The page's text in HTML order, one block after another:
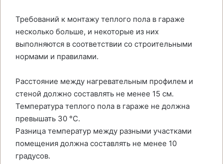
Требований к монтажу теплого пола в гараже
несколько больше, и некоторые из них
выполняются в соответствии со строительными
нормами и правилами.
Расстояние между нагревательным профилем и
стеной должно составлять не менее 15 см.
Температура теплого пола в гараже не должна
превышать 30 °C.
Разница температур между разными участками
помещения должна составлять не менее 10
градусов.